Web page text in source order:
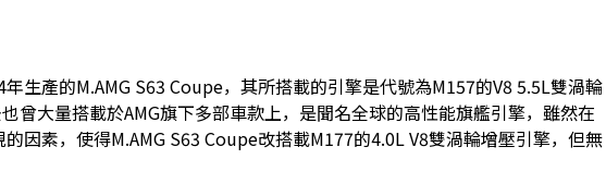
生產的M.AMG S63 Coupe，其所搭載的引擎是代號為M157的V8 5.5L雙渦輪
曾大量搭載於AMG旗下多部車款上，是聞名全球的高性能旗艦引擎，雖然在
因素，使得M.AMG S63 Coupe改搭載M177的4.0L V8雙渦輪增壓引擎，但無